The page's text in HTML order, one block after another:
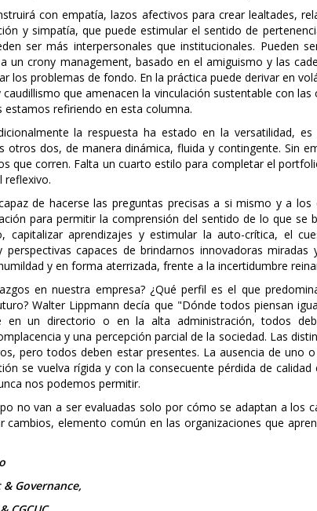
con empatía, lazos afectivos para crear lealtades,
y simpatía, que puede estimular el sentido de
ser más interpersonales que institucionales. Pueden
un crony management, basado en el amiguismo y las
los problemas de fondo. En la práctica puede derivar en
que amenacen la vinculación sustentable con
refiriendo en esta columna.
la respuesta ha estado en la versatilidad,
otros dos, de manera dinámica, fluida y contingente. Sin
que corren. Falta un cuarto estilo para completar el
reflexivo.
de hacerse las preguntas precisas a si mismo y a los
para permitir la comprensión del sentido de lo que se
capitalizar aprendizajes y estimular la auto-crítica, el
capaces de brindarnos innovadoras miradas
y en forma aterrizada, frente a la incertidumbre
en nuestra empresa? ¿Qué perfil es el que
Walter Lippmann decía que "Dónde todos piensan
en un directorio o en la alta administración, todos
y una percepción parcial de la sociedad. Las
pero todos deben estar presentes. La ausencia de uno
se vuelva rígida y con la consecuente pérdida de
nos podemos permitir.
no van a ser evaluadas solo por cómo se adaptan a los
cambios, elemento común en las organizaciones que
Governance,